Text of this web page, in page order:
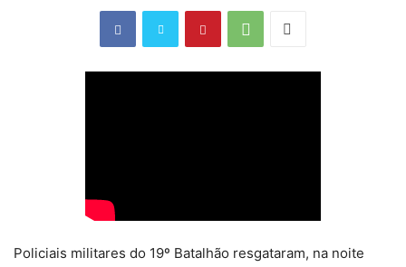
Policiais militares do 19º Batalhão resgataram, na noite